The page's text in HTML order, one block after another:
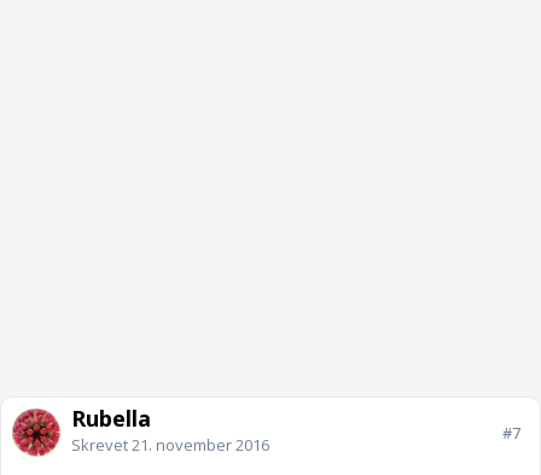
Rubella
Skrevet21. november 2016
#7